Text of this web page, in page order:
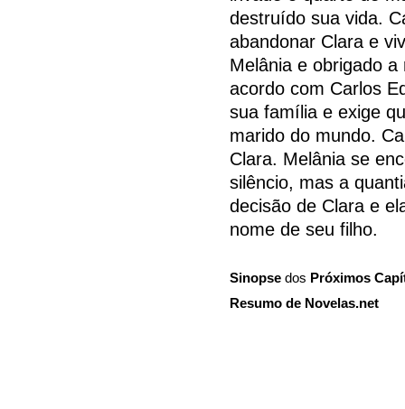
destruído sua vida.
abandonar Clara e
Melânia e obrigado
acordo com Carlos
sua família e exige
marido do mundo.
Clara. Melânia se
silêncio, mas a
decisão de Clara e
nome de seu filho.
Sinopse dos Próximos
Resumo de Novelas.net